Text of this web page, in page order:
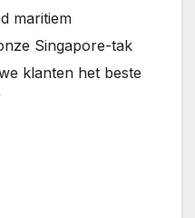
maritiem
Singapore-tak
klanten het beste